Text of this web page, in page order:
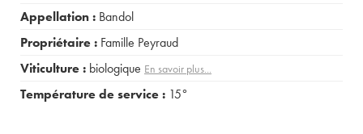
Appellation : Bandol
Propriétaire : Famille Peyraud
Viticulture : biologique En savoir plus...
Température de service : 15°